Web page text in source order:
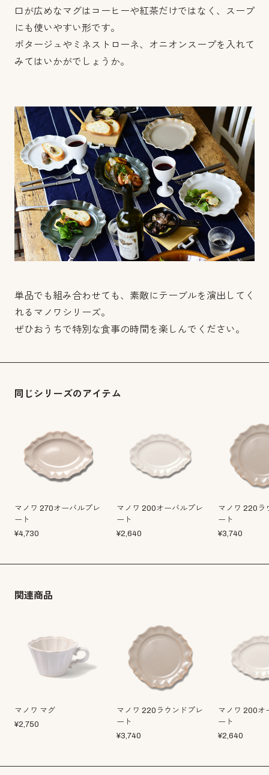
口が広めなマグはコーヒーや紅茶だけではなく、スープ
にも使いやすい形です。
ポタージュやミネストローネ、オニオンスープを入れて
みてはいかがでしょうか。
単品でも組み合わせても、素敵にテーブルを演出してく
れるマノワシリーズ。
ぜひおうちで特別な食事の時間を楽しんでください。
同じシリーズのアイテム
マノワ 270オーバルプレ
ート
¥4,730
マノワ 200オーバルプレ
ート
¥2,640
マノワ 220ラ
ート
¥3,740
関連商品
マノワ マグ
¥2,750
マノワ 220ラウンドプレ
ート
¥3,740
マノワ 200オ
ート
¥2,640